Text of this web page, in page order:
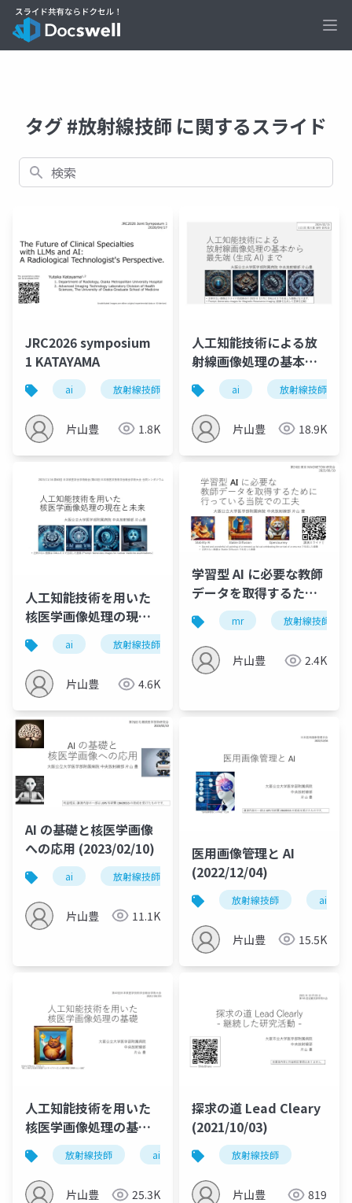
タグ #放射線技師 に関するスライド
検索
JRC2026 symposium
1 KATAYAMA
ai 放射線技師
片山豊 1.8K
人工知能技術による放
射線画像処理の基本か
ら最先端 (生成 AI) まで
(2024/02/15)
ai 放射線技師
片山豊 18.9K
人工知能技術を用いた
核医学画像処理の現在
と未来 (2023/11/16)
ai 放射線技師 pet
片山豊 4.6K
学習型 AI に必要な教師
データを取得するため
に行っている当院での
工夫 (2023/06/10)
mr 放射線技師
片山豊 2.4K
AI の基礎と核医学画像
への応用 (2023/02/10)
ai 放射線技師
片山豊 11.1K
医用画像管理と AI
(2022/12/04)
放射線技師 ai
片山豊 15.5K
人工知能技術を用いた
核医学画像処理の基礎
(2022/09/09)
放射線技師 ai
片山豊 25.3K
探求の道 Lead Cleary
(2021/10/03)
放射線技師
片山豊 819